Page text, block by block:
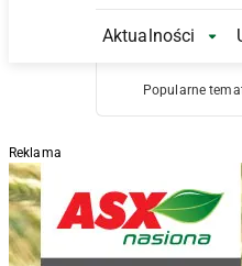
Aktualności
Popularne
Reklama